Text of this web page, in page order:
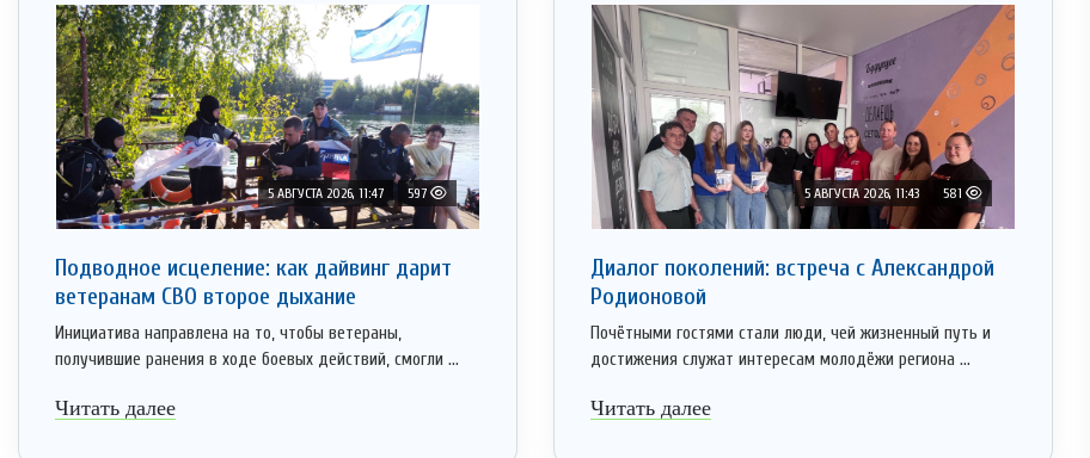
5 АВГУСТА 2026, 11:47 597
Подводное исцеление: как дайвинг дарит
ветеранам СВО второе дыхание
Инициатива направлена на то, чтобы ветераны,
получившие ранения в ходе боевых действий, смогли ...
Читать далее
5 АВГУСТА 2026, 11:43 581
Диалог поколений: встреча с Александрой
Родионовой
Почётными гостями стали люди, чей жизненный путь и
достижения служат интересам молодёжи региона ...
Читать далее